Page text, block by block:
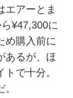
エアーとま
¥47,300に
め購入前に
あるが、ほ
で十分。